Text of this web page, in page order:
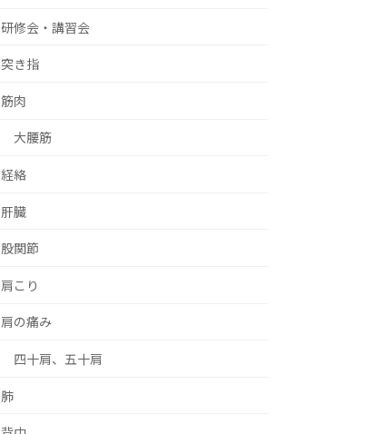
研修会・講習会
突き指
筋肉
大腰筋
経絡
肝臓
股関節
肩こり
肩の痛み
四十肩、五十肩
肺